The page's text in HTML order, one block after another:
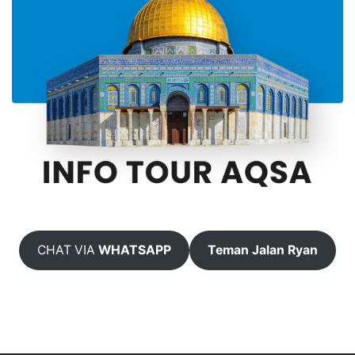
CHAT VIAWHATSAPP Teman Jalan Ryan